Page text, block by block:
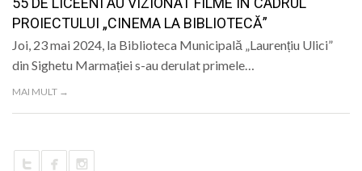
SPORT
SPECIAL
POLITIC
PROIECTULUI „CINEMA LA BIBLIOTECĂ”
Joi, 23 mai 2024, la Biblioteca Municipală „Laurențiu Ulici”
din Sighetu Marmației s-au derulat primele…
MAI MULT →